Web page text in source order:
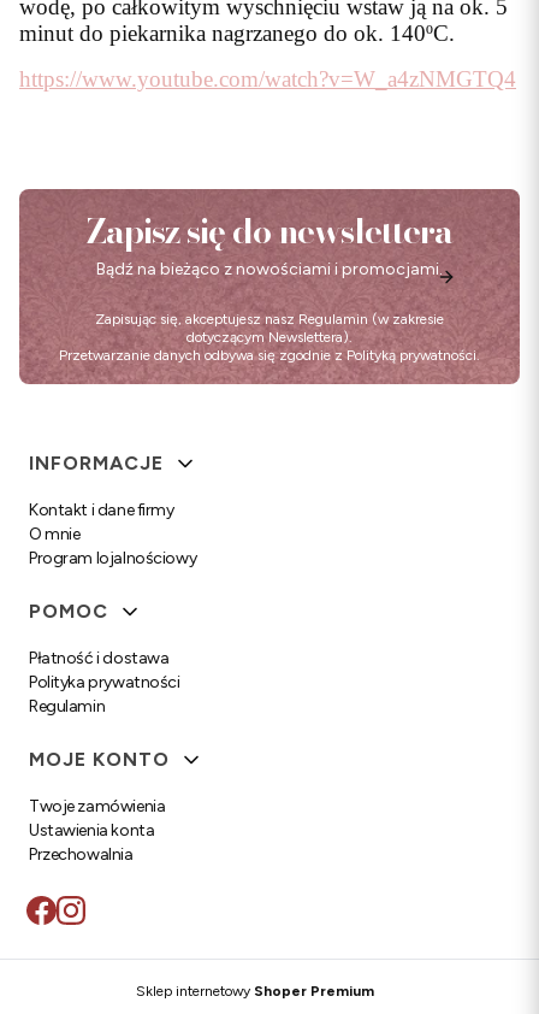
wodę, po całkowitym wyschnięciu wstaw ją na ok. 5
minut do piekarnika nagrzanego do ok. 140ºC.
https://www.youtube.com/watch?v=W_a4zNMGTQ4
Zapisz się do newslettera
Bądź na bieżąco z nowościami i promocjami.
Zapisując się, akceptujesz nasz Regulamin (w zakresie
dotyczącym Newslettera).
Przetwarzanie danych odbywa się zgodnie z Polityką prywatności.
Linki w stopce
INFORMACJE
Kontakt i dane firmy
O mnie
Program lojalnościowy
POMOC
Płatność i dostawa
Polityka prywatności
Regulamin
MOJE KONTO
Twoje zamówienia
Ustawienia konta
Przechowalnia
Sklep internetowy Shoper Premium